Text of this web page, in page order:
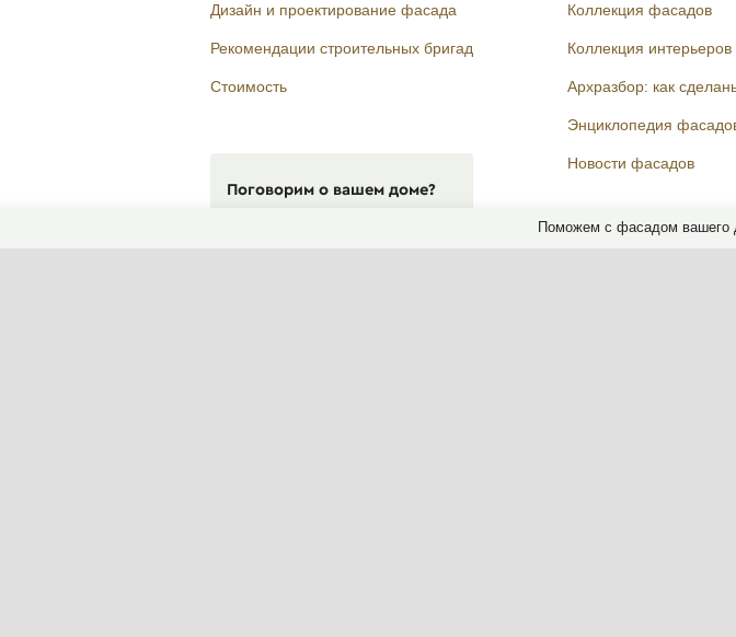
Поможем с фасадом вашего
Дизайн и проектирование фасада
Рекомендации строительных бригад
Стоимость
Поговорим о вашем доме?
Коллекция фасадов
Коллекция интерьеров
Архразбор: как
Энциклопедия
Новости фасадов